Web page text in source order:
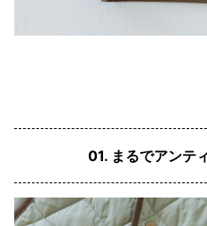
01. まるでアンテ